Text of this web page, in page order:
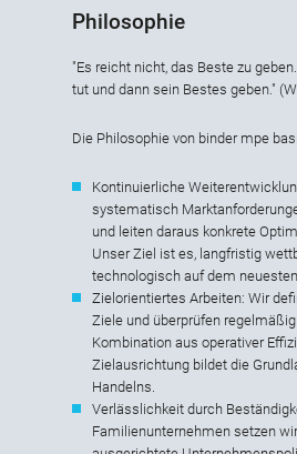
Philosophie
"Es reicht nicht, das Beste zu
tut und dann sein Bestes geben."
Die Philosophie von binder mpe
Kontinuierliche
systematisch
und leiten daraus konkrete
Unser Ziel ist es, langfristig
technologisch auf dem
Zielorientiertes Arbeiten: Wir
Ziele und überprüfen
Kombination aus operativer
Zielausrichtung bildet die
Handelns.
Verlässlichkeit durch
Familienunternehmen setzen